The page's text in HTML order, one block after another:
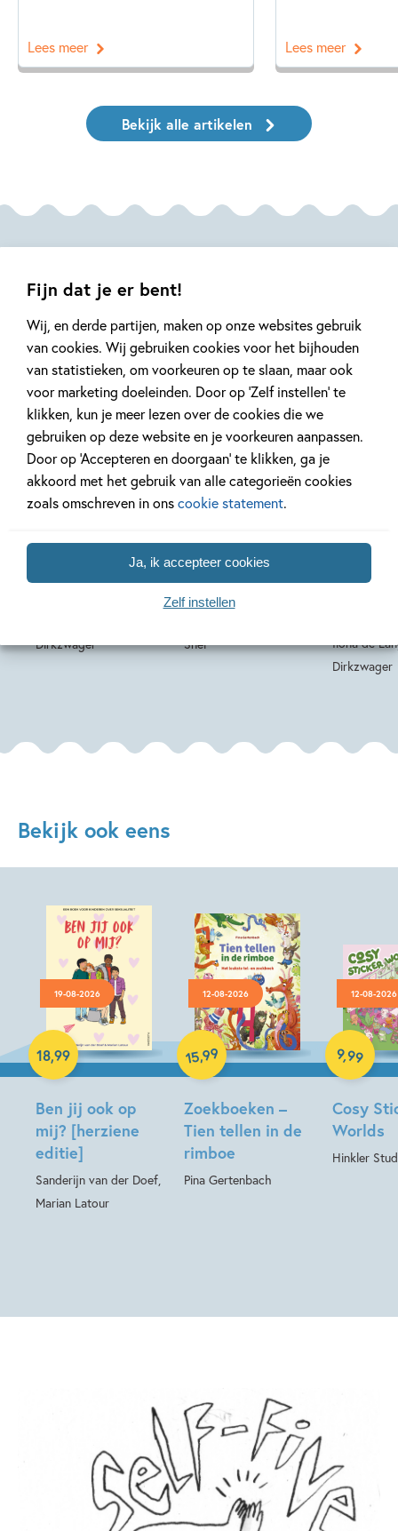
Fijn dat je er bent!
Wij, en derde partijen, maken op onze websites gebruik
van cookies. Wij gebruiken cookies voor het bijhouden
van statistieken, om voorkeuren op te slaan, maar ook
voor marketing doeleinden. Door op ‘Zelf instellen’ te
klikken, kun je meer lezen over de cookies die we
gebruiken op deze website en je voorkeuren aanpassen.
Door op ‘Accepteren en doorgaan’ te klikken, ga je
akkoord met het gebruik van alle categorieën cookies
zoals omschreven in onscookie statement.
Ja, ik accepteer cookies
Zelf instellen
Lees meer Lees meer
Bekijk alle artikelen
De Bandini’s 2 –
Het criminele
Dirkzwager
16,
Hardcover
Verborgen
tussen duizend
snoepjes
Snel
16,99
Hardcover
De
Ilona de
Dirkzwager
Bekijk ook eens
19-08-2026
Ben jij ook op
mij? [herziene
editie]
Sanderijn van der Doef,
Marian Latour
18,99
Hardcover
12-08-2026
Zoekboeken –
Tien tellen in de
rimboe
Pina Gertenbach
15,99
Hardcover
12-08-2026
Cosy
Worlds
Hinkler
9,99
Paperback